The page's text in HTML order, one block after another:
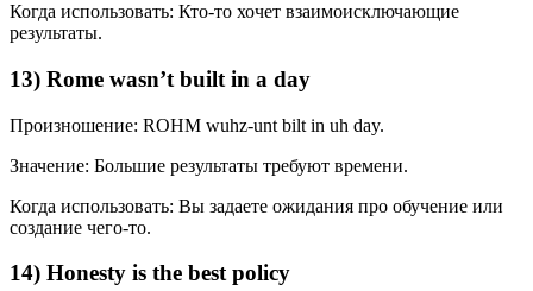
Когда использовать: Кто-то хочет взаимоисключающие
результаты.
13) Rome wasn’t built in a day
Произношение: ROHM wuhz-unt bilt in uh day.
Значение: Большие результаты требуют времени.
Когда использовать: Вы задаете ожидания про обучение или
создание чего-то.
14) Honesty is the best policy